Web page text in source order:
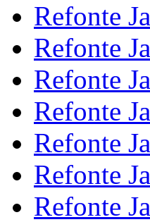
Refonte
Refonte
Refonte
Refonte
Refonte
Refonte
Refonte